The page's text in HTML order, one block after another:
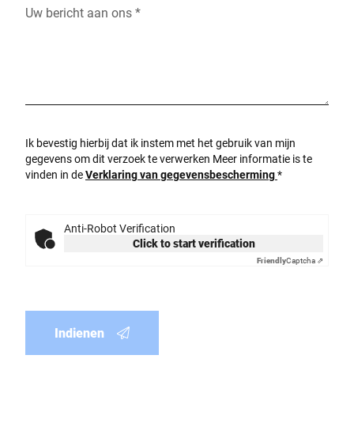
Uw bericht aan ons *
Ik bevestig hierbij dat ik instem met het gebruik van mijn
gegevens om dit verzoek te verwerken Meer informatie is te
vinden in deVerklaring van gegevensbescherming*
Anti-Robot Verification
Click to start verification
FriendlyCaptcha ⇗
Indienen